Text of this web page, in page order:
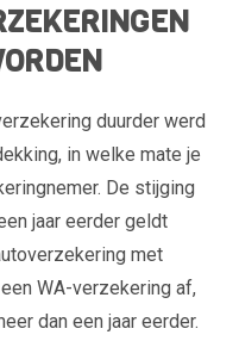
duurder werd
in welke mate je
De stijging
jaar eerder geldt
met
WA-verzekering af,
dan een jaar eerder.